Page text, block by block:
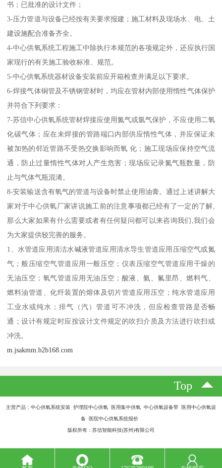
书；已批准的设计文件；
3-压力管道与设备已经按有关要求报建；施工材料及现场水、电、土
建设施配合准备齐全。
4-中心供氧系统工程施工中除执行本规范的各项规定外，还应执行国
家现行的有关施工验收标准、规范。
5-中心供氧系统器材设备安装前应开箱检查并满足以下要求。
6-焊接气体铜管及不锈钢管材时，均应在管材内部使用惰性气体保护
并符合下列要求：
7-苏信中心供氧系统管材焊接应使用氮气或氩气保护，不应使用二氧
化碳气体；应在未焊接的管路端口内部供应惰性气体，并应保证未
被加热的邻近管路不受热交换影响而氧 化；施工现场应保持空气流
通，防止过量惰性气体对人产生危害；现场应记录氮气瓶数量，防
止与气体气瓶混淆。
8-安装输送含有氧气的管道与设备时禁止使用油膏。通过上述讲解大
家对于中心供氧厂家讲说施工前的注意事项都已经有了一定的了解,
那么大家如果有什么需要或者有任何疑问都可以来咨询我们,我们会
为大家提供较完善的服务。
1、水管道应用清洁水碱液管道应用清水导生管道应用压缩空气或氮
气；般压缩空气管道应用一般压空；仪表压缩空气管道应用干燥的
无油压空；氧气管道应用无油压空；酸液、氨、氟里昂、燃料气、
燃料油管道、化纤装置的熔体及切片管道应用压空；纯水管道应用
工业水或纯水；排气（汽）管道可不冲洗，但应检查管路是否畅
通；设计有规定时应按设计文件规定的吹扫介质及方法进行吹扫或
冲洗。
m.jsakmm.b2b168.com
Top
主营产品：中心供氧系统安装 护理院中心供氧 医用集中供氧 中心供氧设备带 医用中心供氧设
备 医院中心供氧系统报价
版权所有：苏信智能科技(苏州)有限公司